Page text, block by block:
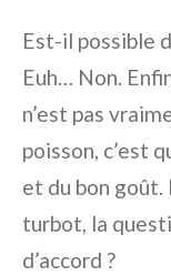
Est-il possible
Euh… Non.
n’est pas
poisson, c’est
et du bon goût.
turbot, la
d’accord ?